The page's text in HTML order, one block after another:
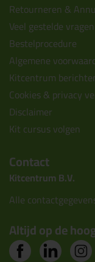
Retourneren &
Veel gestelde
Bestelprocedure
Algemene
Kitcentrum
Cookies & privacy
Disclaimer
Kit cursus volgen
Contact
Kitcentrum B.V.
Alle
Altijd op de